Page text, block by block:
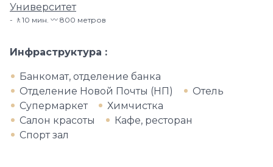
Университет
🚶10 мин. 〰️ 800 метров
Инфраструктура
Банкомат, отделение банка
Отделение Новой Почты (НП)
Отель
Супермаркет
Химчистка
Салон красоты
Кафе, ресторан
Спорт зал